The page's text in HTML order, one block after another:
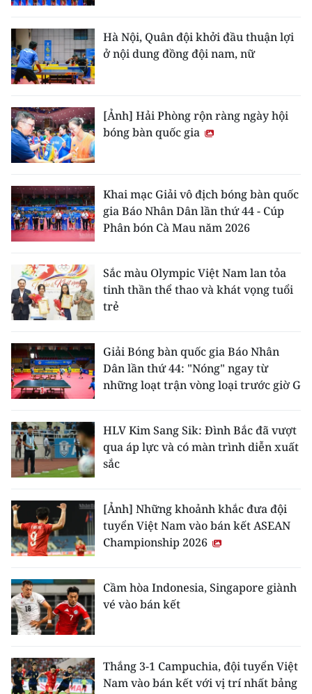
Hà Nội, Quân đội khởi đầu thuận lợi
ở nội dung đồng đội nam, nữ
[Ảnh] Hải Phòng rộn ràng ngày hội
bóng bàn quốc gia
Khai mạc Giải vô địch bóng bàn quốc
gia Báo Nhân Dân lần thứ 44 - Cúp
Phân bón Cà Mau năm 2026
Sắc màu Olympic Việt Nam lan tỏa
tinh thần thể thao và khát vọng tuổi
trẻ
Giải Bóng bàn quốc gia Báo Nhân
Dân lần thứ 44: "Nóng" ngay từ
những loạt trận vòng loại trước giờ G
HLV Kim Sang Sik: Đình Bắc đã vượt
qua áp lực và có màn trình diễn xuất
sắc
[Ảnh] Những khoảnh khắc đưa đội
tuyển Việt Nam vào bán kết ASEAN
Championship 2026
Cầm hòa Indonesia, Singapore giành
vé vào bán kết
Thắng 3-1 Campuchia, đội tuyển Việt
Nam vào bán kết với vị trí nhất bảng